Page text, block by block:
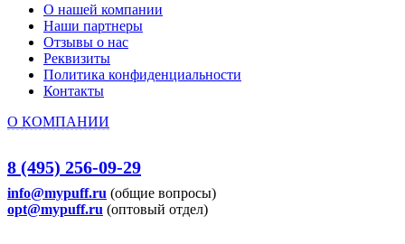
О нашей компании
Наши партнеры
Отзывы о нас
Реквизиты
Политика конфиденциальности
Контакты
О КОМПАНИИ
8 (495) 256-09-29
info@mypuff.ru (общие вопросы)
opt@mypuff.ru (оптовый отдел)